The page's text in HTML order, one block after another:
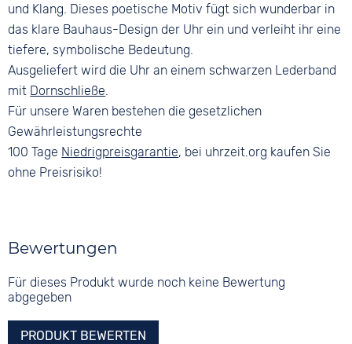
und Klang. Dieses poetische Motiv fügt sich wunderbar in
das klare Bauhaus-Design der Uhr ein und verleiht ihr eine
tiefere, symbolische Bedeutung.
Ausgeliefert wird die Uhr an einem schwarzen Lederband
mit Dornschließe.
Für unsere Waren bestehen die gesetzlichen
Gewährleistungsrechte
100 Tage Niedrigpreisgarantie, bei uhrzeit.org kaufen Sie
ohne Preisrisiko!
Bewertungen
Für dieses Produkt wurde noch keine Bewertung
abgegeben
PRODUKT BEWERTEN